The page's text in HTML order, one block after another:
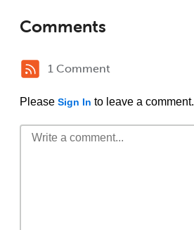
Comments
1 Comment
Please Sign In to leave a comment.